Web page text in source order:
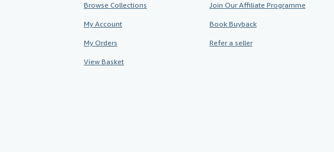
Browse Collections
My Account
My Orders
View Basket
Join Our Affiliate Programme
Book Buyback
Refer a seller